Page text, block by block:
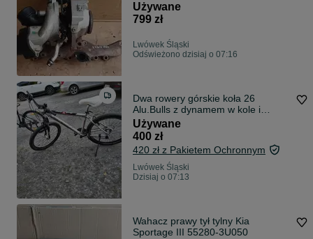
Używane
799 zł
Lwówek Śląski
Odświeżono dzisiaj o 07:16
Dwa rowery górskie koła 26
Alu.Bulls z dynamem w kole i
światłem.
Używane
400 zł
420 zł z Pakietem Ochronnym
Lwówek Śląski
Dzisiaj o 07:13
Wahacz prawy tył tylny Kia
Sportage III 55280-3U050